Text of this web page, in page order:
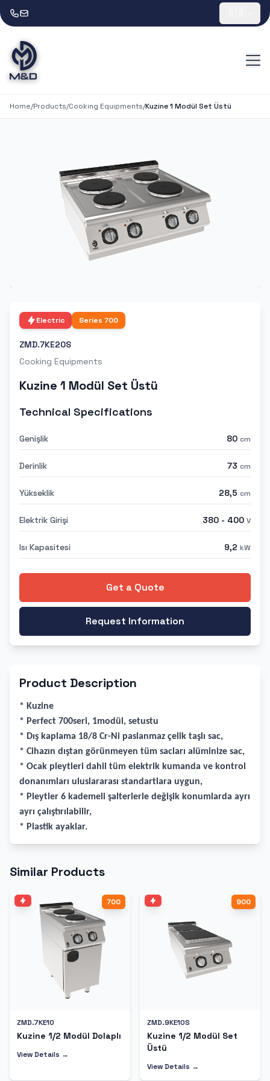
Home/Products/Cooking Equipments/Kuzine 1 Modül Set Üstü
Electric Series 700
ZMD.7KE20S
Cooking Equipments
Kuzine 1 Modül Set Üstü
Technical Specifications
Genişlik 80 cm
Derinlik 73 cm
Yükseklik 28,5 cm
Elektrik Girişi 380 - 400 V
Isı Kapasitesi 9,2 kW
Get a Quote
Request Information
Product Description
* Kuzine
* Perfect 700seri, 1modül, setustu
* Dış kaplama 18/8 Cr-Ni paslanmaz çelik taşlı sac,
* Cihazın dıştan görünmeyen tüm sacları alüminize sac,
* Ocak pleytleri dahil tüm elektrik kumanda ve kontrol
donanımları uluslararası standartlara uygun,
* Pleytler 6 kademeli şalterlerle değişik konumlarda ayrı
ayrı çalıştırılabilir,
* Plastik ayaklar.
Similar Products
700
ZMD.7KE10
Kuzine 1/2 Modül Dolaplı
View Details →
900
ZMD.9KE10S
Kuzine 1/2 Modül Set
Üstü
View Details →